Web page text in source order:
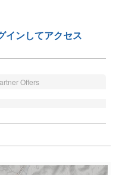
インしてアクセス
Offers